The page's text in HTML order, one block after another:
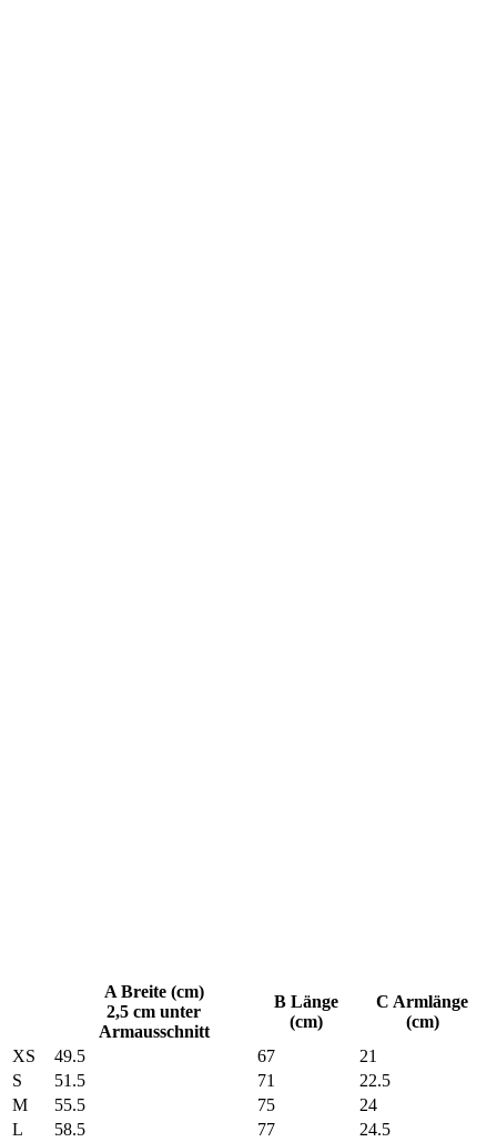
A Breite (cm)
2,5 cm unter
Armausschnitt
B Länge
(cm)
C Armlänge
(cm)
XS
49.5 67
21
S
51.5 71
22.5
M
55.5 75
24
L
58.5 77
24.5